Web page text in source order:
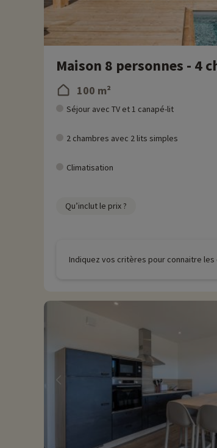
Maison 8 personnes - 4
100 m²
Séjour avec TV et 1 canapé-lit
2 chambres avec 2 lits simples
Climatisation
Qu’inclut le prix ?
Indiquez vos critères pour connaitre